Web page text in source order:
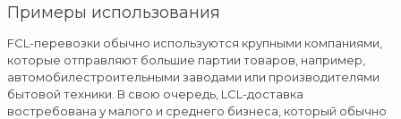
Примеры использования
FCL-перевозки обычно используются крупными компаниями,
которые отправляют большие партии товаров, например,
автомобилестроительными заводами или производителями
бытовой техники. В свою очередь, LCL-доставка
востребована у малого и среднего бизнеса, который обычно